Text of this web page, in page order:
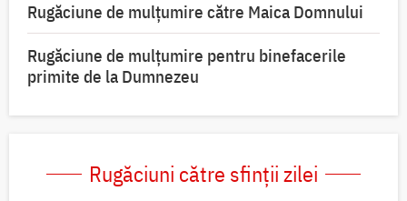
Rugăciune de mulţumire către Maica Domnului
Rugăciune de mulțumire pentru binefacerile
primite de la Dumnezeu
Rugăciuni către sfinții zilei